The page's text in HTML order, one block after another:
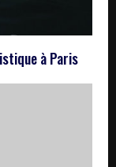
à Paris